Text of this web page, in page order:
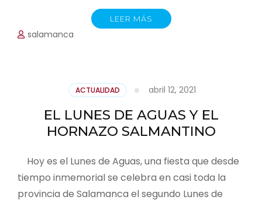
LEER MÁS
salamanca
ACTUALIDAD abril 12, 2021
EL LUNES DE AGUAS Y EL
HORNAZO SALMANTINO
Hoy es el Lunes de Aguas, una fiesta que desde
tiempo inmemorial se celebra en casi toda la
provincia de Salamanca el segundo Lunes de